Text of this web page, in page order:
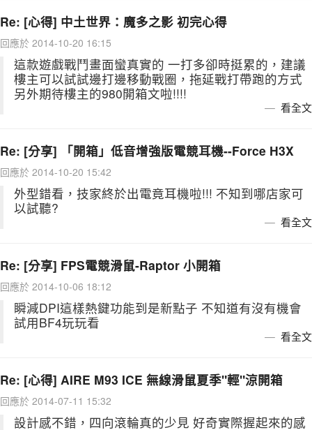
Re: [心得] 中土世界：魔多之影 初完心得
回應於 2014-10-20 16:15
這款遊戲戰鬥畫面蠻真實的 一打多卻時挺累的，建議
樓主可以試試邊打邊移動戰圈，拖延戰打帶跑的方式
另外期待樓主的980開箱文啦!!!!
看全文
Re: [分享] 「開箱」低音增強版電競耳機--Force H3X
回應於 2014-10-20 15:42
外型錯看，技家終於出電竟耳機啦!!! 不知到哪店家可
以試聽?
看全文
Re: [分享] FPS電競滑鼠-Raptor 小開箱
回應於 2014-10-06 18:12
瞬減DPI這樣熱鍵功能到是新點子 不知道有沒有機會
試用BF4玩玩看
看全文
Re: [心得] AIRE M93 ICE 無線滑鼠夏季"輕"涼開箱
回應於 2014-07-11 15:32
設計感不錯，四向滾輪真的少見 好奇實際握起來的感